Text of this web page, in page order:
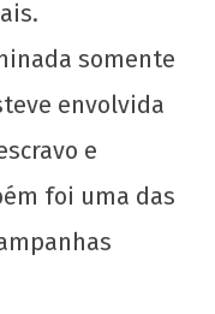
DA
do
somente
envolvida
e
foi uma das